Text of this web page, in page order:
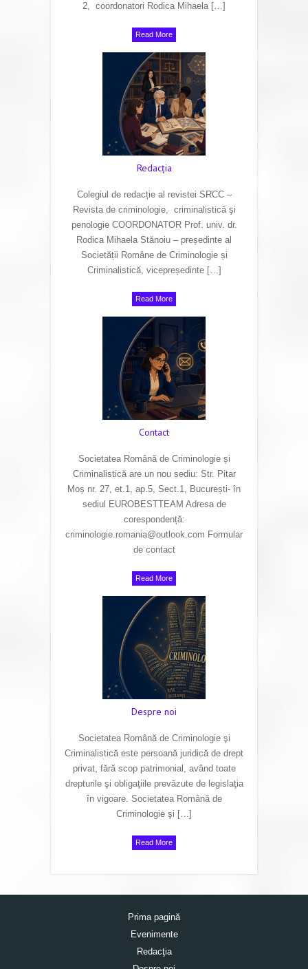
2, coordonatori Rodica Mihaela […]
Read More
Redacţia
Colegiul de redacție al revistei SRCC –
Revista de criminologie, criminalistică şi
penologie COORDONATOR Prof. univ. dr.
Rodica Mihaela Stănoiu – președinte al
Societății Române de Criminologie și
Criminalistică, vicepreședinte […]
Read More
Contact
Societatea Română de Criminologie și
Criminalistică are un nou sediu: Str. Pitar
Moș nr. 27, et.1, ap.5, Sect.1, București- în
sediul EUROBESTTEAM Adresa de
corespondență:
criminologie.romania@outlook.com Formular
de contact
Read More
Despre noi
Societatea Română de Criminologie şi
Criminalistică este persoană juridică de drept
privat, fără scop patrimonial, având toate
drepturile şi obligaţiile prevăzute de legislaţia
în vigoare. Societatea Română de
Criminologie şi […]
Read More
Prima pagină
Evenimente
Redacţia